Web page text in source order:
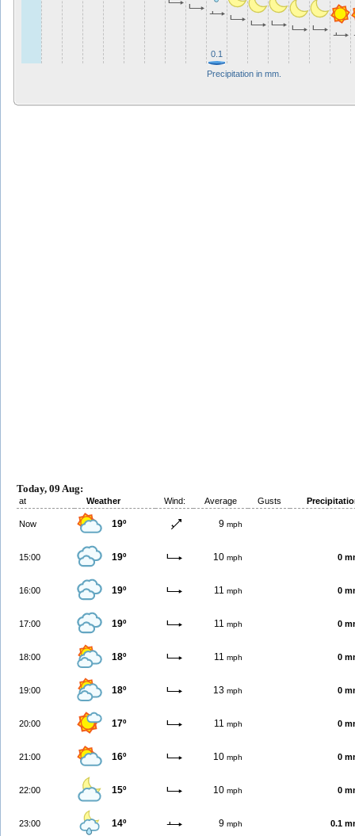
Precipitation in mm.
0.1
Today, 09 Aug:
at Weather Wind: Average Gusts
Now 19º 9 mph
15:00 19º 10 mph 0
16:00 19º 11 mph 0
17:00 19º 11 mph 0
18:00 18º 11 mph 0
19:00 18º 13 mph 0
20:00 17º 11 mph 0
21:00 16º 10 mph 0
22:00 15º 10 mph 0
23:00 14º 9 mph 0.1